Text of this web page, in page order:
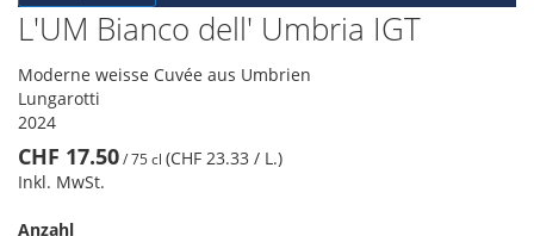
L'UM Bianco dell' Umbria IGT
Moderne weisse Cuvée aus Umbrien
Lungarotti
2024
CHF 17.50/75 cl (CHF 23.33 / L.)
Inkl. MwSt.
Anzahl